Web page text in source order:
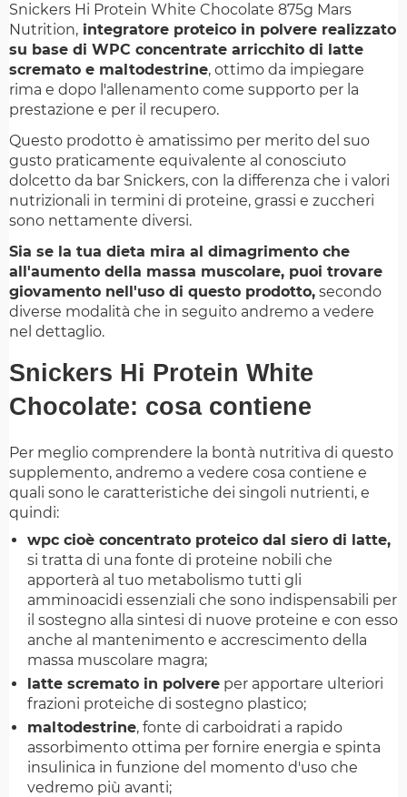
Snickers Hi Protein White Chocolate 875g Mars
Nutrition, integratore proteico in polvere realizzato
su base di WPC concentrate arricchito di latte
scremato e maltodestrine, ottimo da impiegare
rima e dopo l'allenamento come supporto per la
prestazione e per il recupero.
Questo prodotto è amatissimo per merito del suo
gusto praticamente equivalente al conosciuto
dolcetto da bar Snickers, con la differenza che i valori
nutrizionali in termini di proteine, grassi e zuccheri
sono nettamente diversi.
Sia se la tua dieta mira al dimagrimento che
all'aumento della massa muscolare, puoi trovare
giovamento nell'uso di questo prodotto, secondo
diverse modalità che in seguito andremo a vedere
nel dettaglio.
Snickers Hi Protein White
Chocolate: cosa contiene
Per meglio comprendere la bontà nutritiva di questo
supplemento, andremo a vedere cosa contiene e
quali sono le caratteristiche dei singoli nutrienti, e
quindi:
wpc cioè concentrato proteico dal siero di latte,
si tratta di una fonte di proteine nobili che
apporterà al tuo metabolismo tutti gli
amminoacidi essenziali che sono indispensabili per
il sostegno alla sintesi di nuove proteine e con esso
anche al mantenimento e accrescimento della
massa muscolare magra;
latte scremato in polvere per apportare ulteriori
frazioni proteiche di sostegno plastico;
maltodestrine, fonte di carboidrati a rapido
assorbimento ottima per fornire energia e spinta
insulinica in funzione del momento d'uso che
vedremo più avanti;